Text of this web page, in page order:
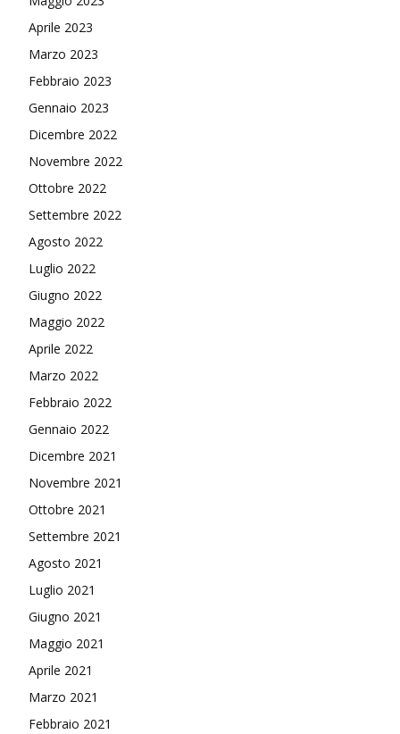
Aprile 2023
Marzo 2023
Febbraio 2023
Gennaio 2023
Dicembre 2022
Novembre 2022
Ottobre 2022
Settembre 2022
Agosto 2022
Luglio 2022
Giugno 2022
Maggio 2022
Aprile 2022
Marzo 2022
Febbraio 2022
Gennaio 2022
Dicembre 2021
Novembre 2021
Ottobre 2021
Settembre 2021
Agosto 2021
Luglio 2021
Giugno 2021
Maggio 2021
Aprile 2021
Marzo 2021
Febbraio 2021